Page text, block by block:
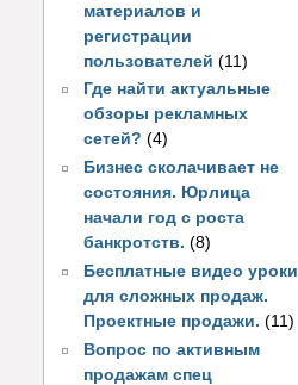
материалов и
регистрации
пользователей(11)
Где найти актуальные
обзоры рекламных
сетей? (4)
Бизнес сколачивает не
состояния. Юрлица
начали год с роста
банкротств. (8)
Бесплатные видео уроки
для сложных продаж.
Проектные продажи. (11)
Вопрос по активным
продажам спец